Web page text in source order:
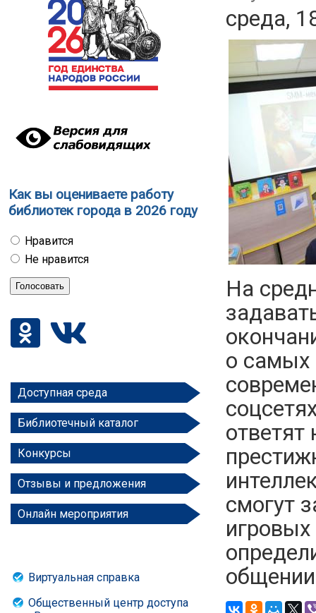
Как вы оцениваете работу
библиотек города в 2026 году
Нравится
Не нравится
Доступная среда
Библиотечный каталог
Конкурсы
Отзывы и предложения
Онлайн мероприятия
Виртуальная справка
Общественный центр доступа
среда,
На
о самых
ответят
смогут